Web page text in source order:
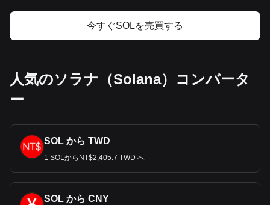
今すぐSOLを売買する
人気のソラナ（Solana）コンバータ
ー
SOL から TWD
1 SOLからNT$2,405.7 TWD へ
SOL から CNY